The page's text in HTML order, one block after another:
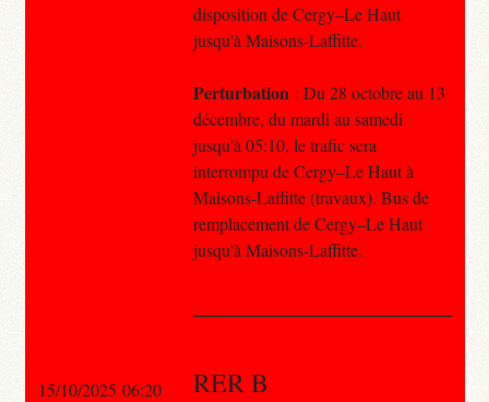
disposition de Cergy–Le Haut
jusqu'à Maisons-Laffitte.
Perturbation : Du 28 octobre au 13
décembre, du mardi au samedi
jusqu'à 05:10, le trafic sera
interrompu de Cergy–Le Haut à
Maisons-Laffitte (travaux). Bus de
remplacement de Cergy–Le Haut
jusqu'à Maisons-Laffitte.
RER B
15/10/2025 06:20